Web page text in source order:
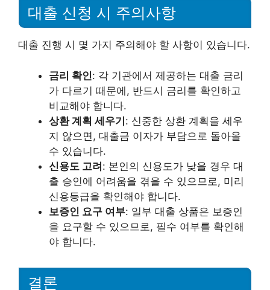
대출 신청 시 주의사항
대출 진행 시 몇 가지 주의해야 할 사항이 있습니다.
금리 확인: 각 기관에서 제공하는 대출 금리
가 다르기 때문에, 반드시 금리를 확인하고
비교해야 합니다.
상환 계획 세우기: 신중한 상환 계획을 세우
지 않으면, 대출금 이자가 부담으로 돌아올
수 있습니다.
신용도 고려: 본인의 신용도가 낮을 경우 대
출 승인에 어려움을 겪을 수 있으므로, 미리
신용등급을 확인해야 합니다.
보증인 요구 여부: 일부 대출 상품은 보증인
을 요구할 수 있으므로, 필수 여부를 확인해
야 합니다.
결론